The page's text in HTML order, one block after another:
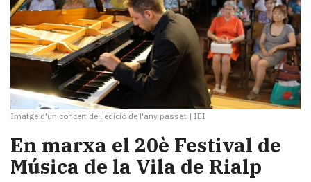
Imatge d'un concert de l'edició de l'any passat | IEI
En marxa el 20è Festival de
Música de la Vila de Rialp